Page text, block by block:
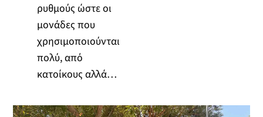
ρυθμούς ώστε οι
μονάδες που
χρησιμοποιούνται
πολύ, από
κατοίκους αλλά…